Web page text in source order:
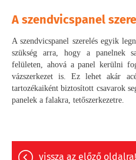
A szendvicspanel
A szendvicspanel szerelés egyik
szükség arra, hogy a panelnek
felületen, ahová a panel kerülni
vázszerkezet is. Ez lehet akár
tartozékaiként biztosított csavarok
panelek a falakra, tetőszerkezetre.
vissza az előző oldalra!